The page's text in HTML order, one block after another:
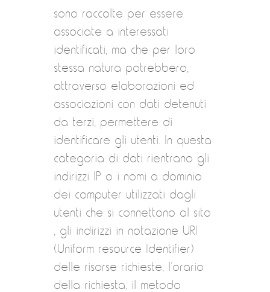
sono raccolte per essere
associate a interessati
identificati, ma che per loro
stessa natura potrebbero,
attraverso elaborazioni ed
associazioni con dati detenuti
da terzi, permettere di
identificare gli utenti. In questa
categoria di dati rientrano gli
indirizzi IP o i nomi a dominio
dei computer utilizzati dagli
utenti che si connettono al sito
, gli indirizzi in notazione URI
(Uniform resource Identifier)
delle risorse richieste, l’orario
della richiesta, il metodo